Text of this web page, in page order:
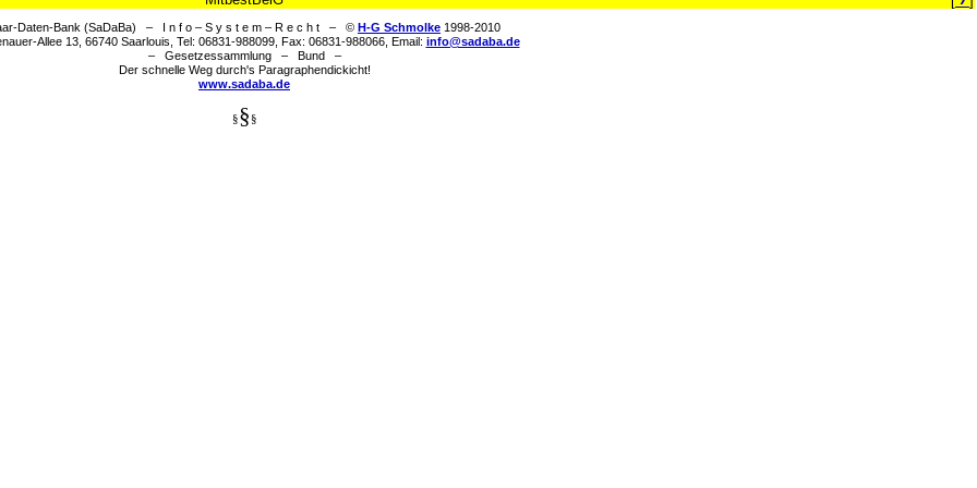
Daten-Bank (SaDaBa) – I n f o – S y s t e m – R e c h t – © H-G Schmolke 1998-2010
Allee 13, 66740 Saarlouis, Tel: 06831-988099, Fax: 06831-988066, Email: info@sadaba.de
– Gesetzessammlung – Bund –
Der schnelle Weg durch's Paragraphendickicht!
www.sadaba.de
§§ §